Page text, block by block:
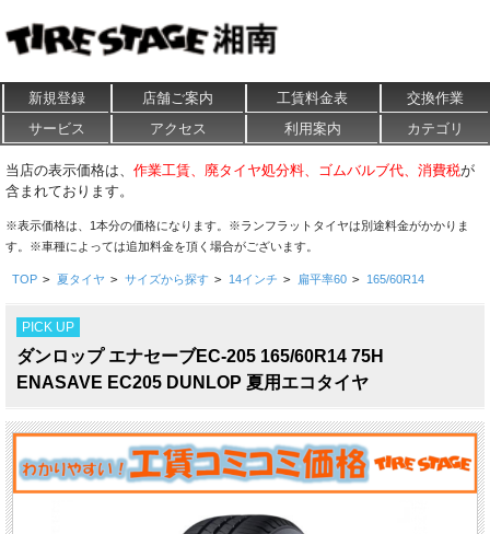
新規登録 店舗ご案内 工賃料金表
交換作業
サービス
アクセス 利用案内 カテゴリ
当店の表示価格は、 作業工賃、廃タイヤ処分料、ゴムバルブ代、消費税が
含まれております。
※表示価格は、1本分の価格になります。※ランフラットタイヤは別途料金がかかりま
す。※車種によっては追加料金を頂く場合がございます。
TOP > 夏タイヤ > サイズから探す > 14インチ > 扁平率60 > 165/60R14
PICK UP
ダンロップ エナセーブEC-205 165/60R14 75H
ENASAVE EC205 DUNLOP 夏用エコタイヤ